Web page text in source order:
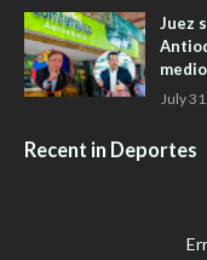
Juez
July
Recent in Deportes